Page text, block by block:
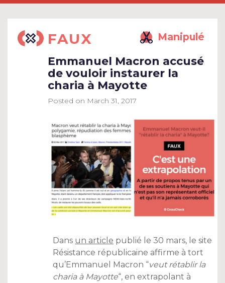
FAUX Manipulé
Emmanuel Macron accusé
de vouloir instaurer la
charia à Mayotte
Posted on March 31, 2017
Dans un article publié le 30 mars, le site
Résistance républicaine affirme à tort
qu’Emmanuel Macron “veut rétablir la
charia à Mayotte“, en extrapolant à